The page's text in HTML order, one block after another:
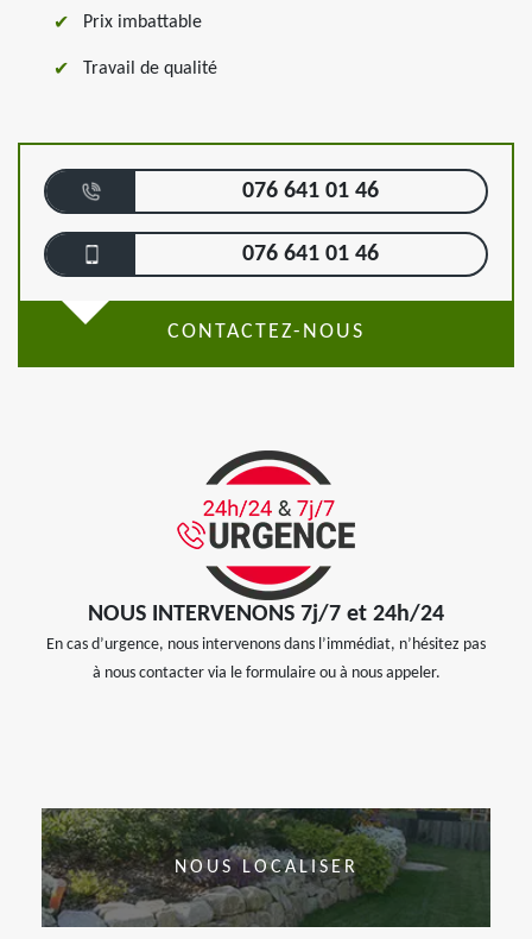
Prix imbattable
Travail de qualité
076 641 01 46
076 641 01 46
CONTACTEZ-NOUS
NOUS INTERVENONS 7j/7 et 24h/24
En cas d’urgence, nous intervenons dans l’immédiat, n’hésitez pas
à nous contacter via le formulaire ou à nous appeler.
NOUS LOCALISER